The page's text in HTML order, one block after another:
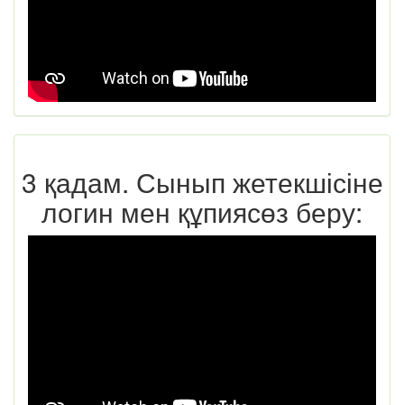
3 қадам. Сынып жетекшісіне
логин мен құпиясөз беру: